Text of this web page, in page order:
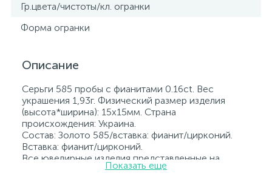
Гр.цвета/чистоты/кл. огранки
Форма огранки
Описание
Серьги 585 пробы с фианитами 0.16ct. Вес
украшения 1,93г. Физический размер изделия
(высота*ширина): 15х15мм. Страна
происхождения: Украина.
Состав: Золото 585/вставка: фианит/цирконий.
Вставка: фианит/цирконий.
Все ювелирные изделия представленные на
нашем сайте прошли внутренний контроль
Показать еще